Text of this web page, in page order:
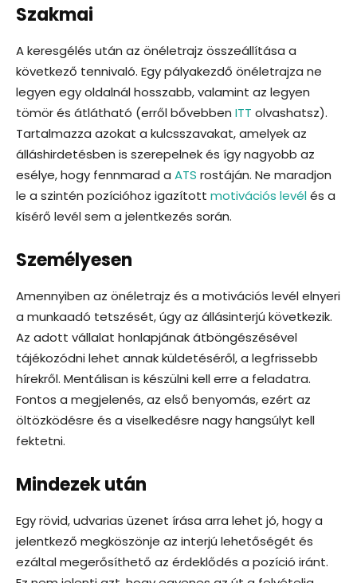
Szakmai
A keresgélés után az önéletrajz összeállítása a
következő tennivaló. Egy pályakezdő önéletrajza ne
legyen egy oldalnál hosszabb, valamint az legyen
tömör és átlátható (erről bővebben ITT olvashatsz).
Tartalmazza azokat a kulcsszavakat, amelyek az
álláshirdetésben is szerepelnek és így nagyobb az
esélye, hogy fennmarad a ATS rostáján. Ne maradjon
le a szintén pozícióhoz igazított motivációs levélés a
kísérő levél sem a jelentkezés során.
Személyesen
Amennyiben az önéletrajz és a motivációs levél elnyeri
a munkaadó tetszését, úgy az állásinterjú következik.
Az adott vállalat honlapjának átböngészésével
tájékozódni lehet annak küldetéséről, a legfrissebb
hírekről. Mentálisan is készülni kell erre a feladatra.
Fontos a megjelenés, az első benyomás, ezért az
öltözködésre és a viselkedésre nagy hangsúlyt kell
fektetni.
Mindezek után
Egy rövid, udvarias üzenet írása arra lehet jó, hogy a
jelentkező megköszönje az interjú lehetőségét és
ezáltal megerősíthető az érdeklődés a pozíció iránt.